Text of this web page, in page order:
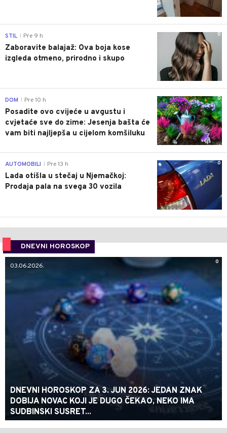
0
STIL Pre 9 h
Zaboravite balajaž: Ova boja kose
izgleda otmeno, prirodno i skupo
0
DOM Pre 10 h
Posadite ovo cvijeće u avgustu i
cvjetaće sve do zime: Jesenja bašta će
vam biti najljepša u cijelom komšiluku
0
AUTOMOBILI Pre 13 h
Lada otišla u stečaj u Njemačkoj:
Prodaja pala na svega 30 vozila
DNEVNI HOROSKOP
0
03.06.2026.
DNEVNI HOROSKOP ZA 3. JUN 2026: JEDAN ZNAK
DOBIJA NOVAC KOJI JE DUGO ČEKAO, NEKO IMA
SUDBINSKI SUSRET...